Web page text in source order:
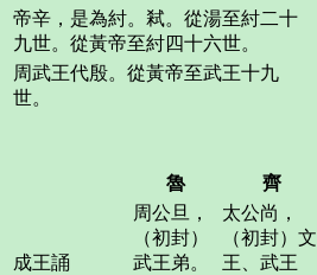
帝辛，是為紂。弒。從湯至紂二十
九世。從黃帝至紂四十六世。
周武王代殷。從黃帝至武王十九
世。
魯 齊
成王誦
周公旦，
（初封）
武王弟。
太公尚，
（初封）文
王、武王